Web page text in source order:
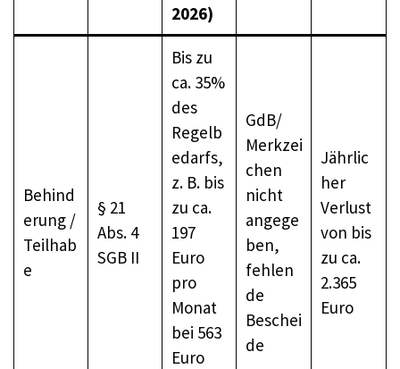
2026)
Behind
erung /
Teilhab
e
§ 21
Abs. 4
SGB II
Bis zu
ca. 35%
des
Regelb
edarfs,
z. B. bis
zu ca.
197
Euro
pro
Monat
bei 563
Euro
GdB/
Merkzei
chen
nicht
angege
ben,
fehlen
de
Beschei
de
Jährlic
her
Verlust
von bis
zu ca.
2.365
Euro